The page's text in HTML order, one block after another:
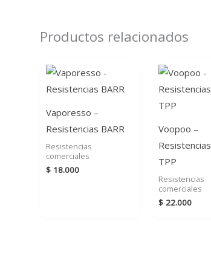
Productos relacionados
Vaporesso –
Resistencias BARR
Resistencias
comerciales
$ 18.000
Voopoo –
TPP
Resistencias
comerciales
$ 22.000